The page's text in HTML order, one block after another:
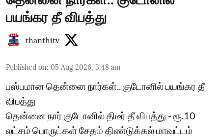
பயங்கர தீ விபத்து
thanthitv
Published on: 05 Aug 2026, 3:48 am
பஸ்பமான தென்னை நார்கள்.. குடோனில் பயங்கர தீ
விபத்து
தென்னை நார் குடோனில் திடீர் தீ விபத்து - ரூ.10
லட்சம் பொருட்கள் சேதம் திண்டுக்கல் மாவட்டம்